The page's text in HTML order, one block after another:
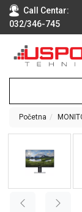
Call Centar:
032/346-745
RAČUNARI
TEHNIKA
OPREMA
AUDIO,
VIDEO
Početna